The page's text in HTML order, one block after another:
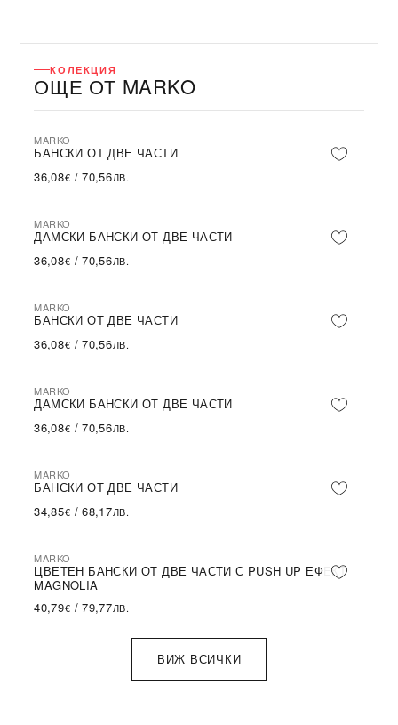
КОЛЕКЦИЯ
ОЩЕ ОТ MARKO
MARKO
БАНСКИ ОТ ДВЕ ЧАСТИ
36,08€ /70,56ЛВ.
MARKO
ДАМСКИ БАНСКИ ОТ ДВЕ ЧАСТИ
36,08€ /70,56ЛВ.
MARKO
БАНСКИ ОТ ДВЕ ЧАСТИ
36,08€ /70,56ЛВ.
MARKO
ДАМСКИ БАНСКИ ОТ ДВЕ ЧАСТИ
36,08€ /70,56ЛВ.
MARKO
БАНСКИ ОТ ДВЕ ЧАСТИ
34,85€ /68,17ЛВ.
MARKO
ЦВЕТЕН БАНСКИ ОТ ДВЕ ЧАСТИ С PUSH UP ЕФЕКТ
MAGNOLIA
40,79€ /79,77ЛВ.
ВИЖ ВСИЧКИ